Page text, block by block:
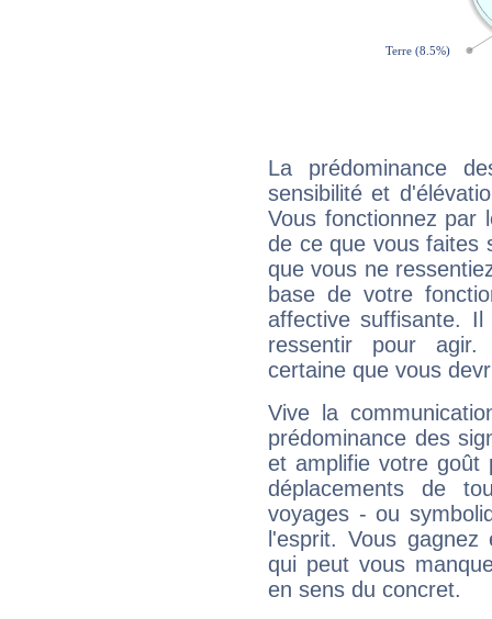
La prédominance
sensibilité et
Vous fonctionnez
de ce que vous faites
que vous ne
base de votre
affective suffisante.
ressentir pour agir.
certaine que vous
Vive la
prédominance des
et amplifie votre goût
déplacements de
voyages - ou
l'esprit. Vous
qui peut vous
en sens du concret.